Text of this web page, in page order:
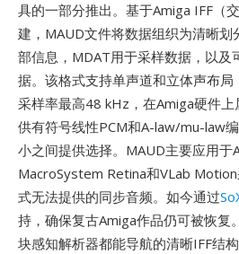
具的一部分推出。基于Amiga IFF（
建，MAUD文件将数据组织为清晰
部信息，MDAT用于采样数据，以及
据。该格式支持单声道和立体声布局
采样率最高48 kHz，在Amiga硬件
供有符号线性PCM和A-law/mu-law
小之间提供选择。MAUD主要应用于
MacroSystem Retina和VLab
式无法提供的同步音频。如今通过
持，确保复古Amiga作品仍可被恢复
块感知解析器都能导航的清晰IFF结